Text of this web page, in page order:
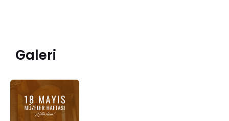
Galeri